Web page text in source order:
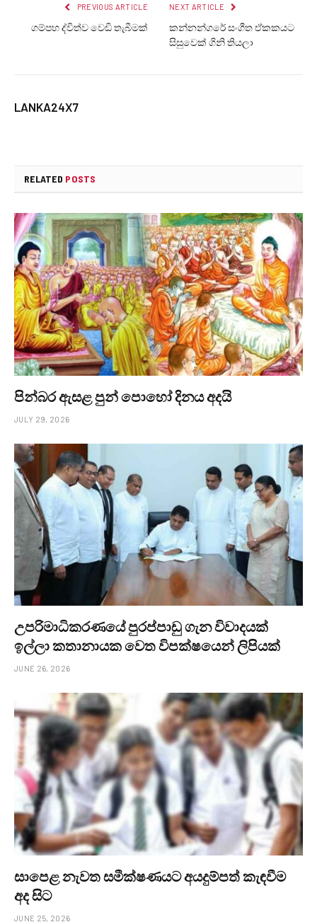
PREVIOUS ARTICLE
ගම්පහ ද්විත්ව වෙඩි තැබීමක්
NEXT ARTICLE
කන්නන්ගරේ සංගීත ඒකකයට
සිසුවෙක් ගිනි තියලා
LANKA24X7
RELATED POSTS
පින්බර ඇසළ පුන් පොහෝ දිනය අදයි
JULY 29, 2026
උපරිමාධිකරණයේ පුරප්පාඩු ගැන විවාදයක්
ඉල්ලා කතානායක වෙත විපක්ෂයෙන් ලිපියක්
JUNE 26, 2026
සාපෙළ නැවත සමීක්ෂණයට අයදුම්පත් කැඳවීම
අද සිට
JUNE 25, 2026